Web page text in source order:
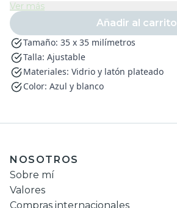
Ver más
Añadir al carrito
Tamaño: 35 x 35 milímetros
Talla: Ajustable
Materiales: Vidrio y latón plateado
Color: Azul y blanco
NOSOTROS
Sobre mí
Valores
Compras internacionales